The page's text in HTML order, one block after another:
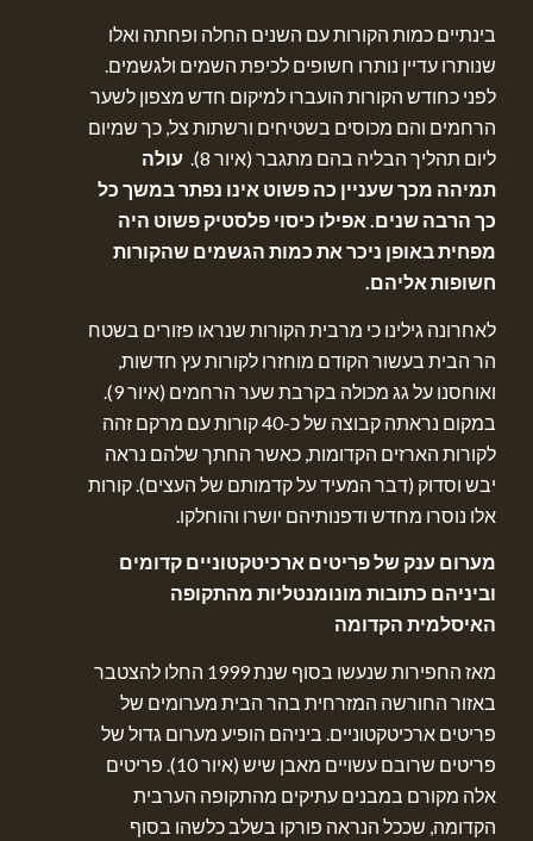
בינתיים כמות הקורות עם השנים החלה ופחתה ואלו
שנותרו עדיין נותרו חשופים לכיפת השמים ולגשמים.
לפני כחודש הקורות הועברו למיקום חדש מצפון לשער
הרחמים והם מכוסים בשטיחים ורשתות צל, כך שמיום
ליום תהליך הבליה בהם מתגבר (איור 8).
עולה
תמיהה מכך שעניין כה פשוט אינו נפתר במשך כל
כך הרבה שנים. אפילו כיסוי פלסטיק פשוט היה
מפחית באופן ניכר את כמות הגשמים שהקורות
חשופות אליהם.
לאחרונה גילינו כי מרבית הקורות שנראו פזורים בשטח
הר הבית בעשור הקודם מוחזרו לקורות עץ חדשות,
ואוחסנו על גג מכולה בקרבת שער הרחמים (איור 9).
במקום נראתה קבוצה של כ-40 קורות עם מרקם זהה
לקורות הארזים הקדומות, כאשר החתך שלהם נראה
יבש וסדוק (דבר המעיד על קדמותם של העצים). קורות
אלו נוסרו מחדש ודפנותיהם יושרו והוחלקו.
מערום ענק של פריטים ארכיטקטוניים קדומים
וביניהם כתובות מונומנטליות מהתקופה
האיסלמית הקדומה
מאז החפירות שנעשו בסוף שנת 1999 החלו להצטבר
באזור החורשה המזרחית בהר הבית מערומים של
פריטים ארכיטקטוניים. ביניהם הופיע מערום גדול של
פריטים שרובם עשויים מאבן שיש (איור 10). פריטים
אלה מקורם במבנים עתיקים מהתקופה הערבית
הקדומה, שככל הנראה פורקו בשלב כלשהו בסוף